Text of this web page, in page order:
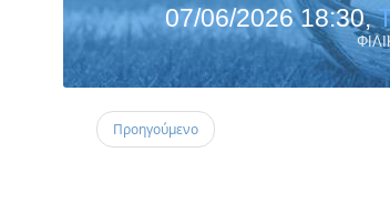
07/06/2026 18:30,
Προηγούμενο